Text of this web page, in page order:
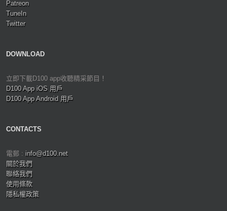
Patreon
TuneIn
Twitter
DOWNLOAD
立即下載D100 app收聽精采節目！
D100 App iOS 用戶
D100 App Android 用戶
CONTACTS
電郵 : info@d100.net
關於我們
聯絡我們
使用條款
隱私權政策